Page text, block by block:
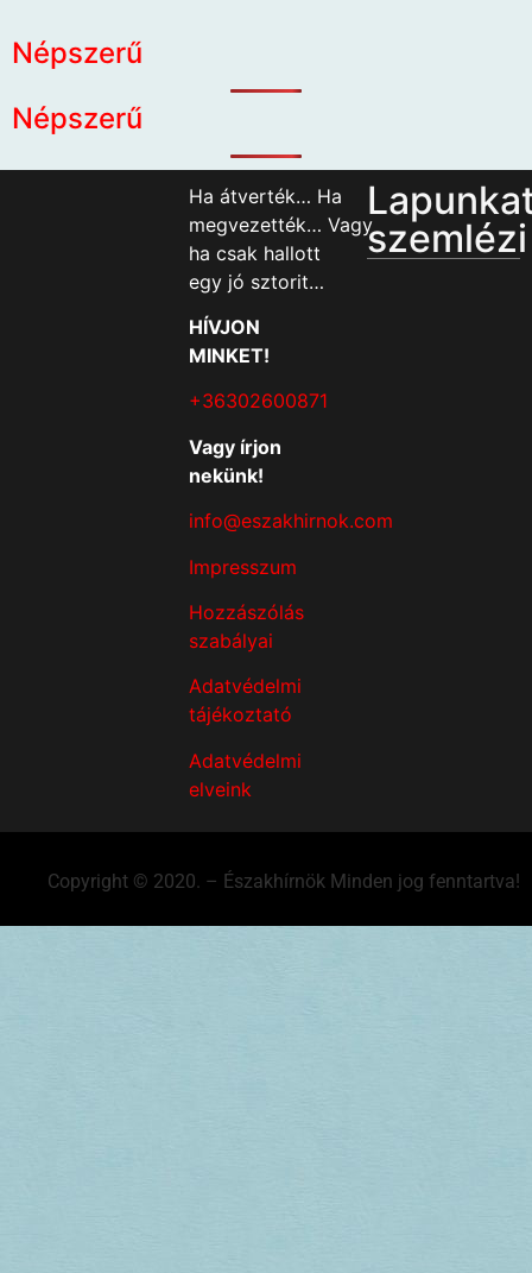
Népszerű
Népszerű
Ha átverték… Ha
megvezették… Vagy
ha csak hallott
egy jó sztorit…
HÍVJON
MINKET!
+36302600871
Vagy írjon
nekünk!
info@eszakhirnok.com
Impresszum
Hozzászólás
szabályai
Adatvédelmi
tájékoztató
Adatvédelmi
elveink
szemlézi
Copyright © 2020. – Északhírnök Minden jog fenntartva!